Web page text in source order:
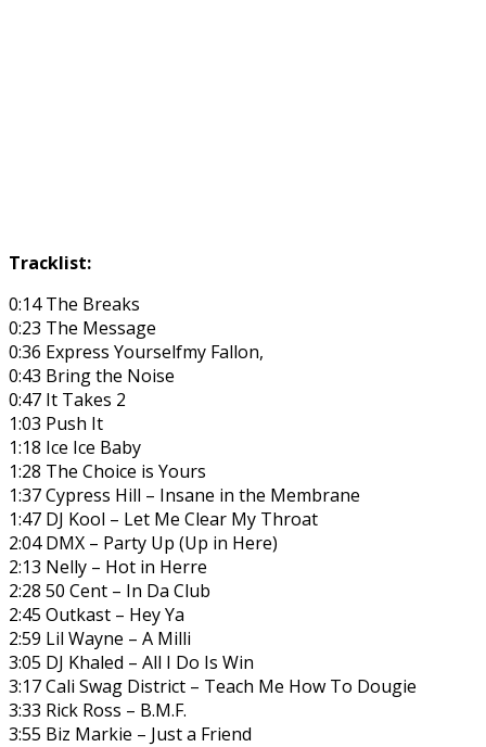
Tracklist:
0:14 The Breaks
0:23 The Message
0:36 Express Yourselfmy Fallon,
0:43 Bring the Noise
0:47 It Takes 2
1:03 Push It
1:18 Ice Ice Baby
1:28 The Choice is Yours
1:37 Cypress Hill – Insane in the Membrane
1:47 DJ Kool – Let Me Clear My Throat
2:04 DMX – Party Up (Up in Here)
2:13 Nelly – Hot in Herre
2:28 50 Cent – In Da Club
2:45 Outkast – Hey Ya
2:59 Lil Wayne – A Milli
3:05 DJ Khaled – All I Do Is Win
3:17 Cali Swag District – Teach Me How To Dougie
3:33 Rick Ross – B.M.F.
3:55 Biz Markie – Just a Friend